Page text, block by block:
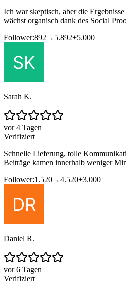
Ich war skeptisch, aber die
wächst organisch dank des Social
Follower:892 → 5.892+5.000
Sarah K.
vor 4 Tagen
Verifiziert
Schnelle Lieferung, tolle
Beiträge kamen innerhalb weniger
Follower:1.520→4.520+3.000
Daniel R.
vor 6 Tagen
Verifiziert